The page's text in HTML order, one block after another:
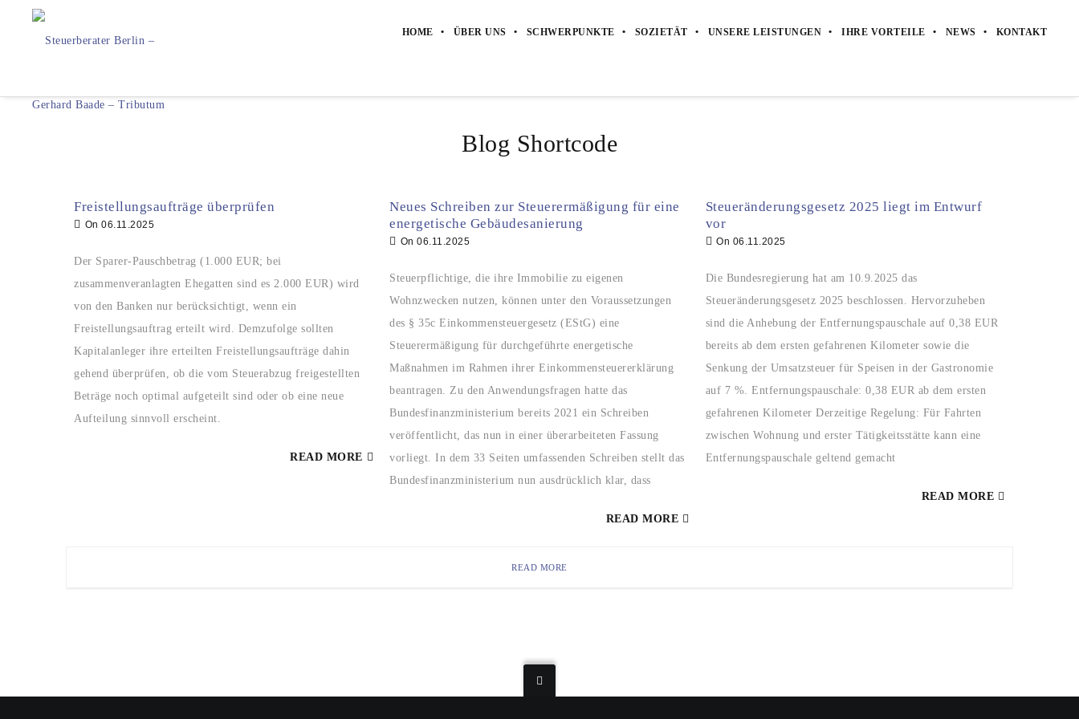
HOME ÜBER UNS SCHWERPUNKTE SOZIETÄT UNSERE LEISTUNGEN IHRE VORTEILE NEWS KONTAKT
Blog Shortcode
Freistellungsaufträge überprüfen
On 06.11.2025
Der Sparer-Pauschbetrag (1.000 EUR; bei
zusammenveranlagten Ehegatten sind es 2.000 EUR) wird
von den Banken nur berücksichtigt, wenn ein
Freistellungsauftrag erteilt wird. Demzufolge sollten
Kapitalanleger ihre erteilten Freistellungsaufträge dahin
gehend überprüfen, ob die vom Steuerabzug freigestellten
Beträge noch optimal aufgeteilt sind oder ob eine neue
Aufteilung sinnvoll erscheint.
READ MORE
Neues Schreiben zur Steuerermäßigung für eine
energetische Gebäudesanierung
On06.11.2025
Steuerpflichtige, die ihre Immobilie zu eigenen
Wohnzwecken nutzen, können unter den Voraussetzungen
des § 35c Einkommensteuergesetz (EStG) eine
Steuerermäßigung für durchgeführte energetische
Maßnahmen im Rahmen ihrer Einkommensteuererklärung
beantragen. Zu den Anwendungsfragen hatte das
Bundesfinanzministerium bereits 2021 ein Schreiben
veröffentlicht, das nun in einer überarbeiteten Fassung
vorliegt. In dem 33 Seiten umfassenden Schreiben stellt das
Bundesfinanzministerium nun ausdrücklich klar, dass
READ MORE
Steueränderungsgesetz 2025 liegt im Entwurf
vor
On 06.11.2025
Die Bundesregierung hat am 10.9.2025 das
Steueränderungsgesetz 2025 beschlossen. Hervorzuheben
sind die Anhebung der Entfernungspauschale auf 0,38 EUR
bereits ab dem ersten gefahrenen Kilometer sowie die
Senkung der Umsatzsteuer für Speisen in der Gastronomie
auf 7 %. Entfernungspauschale: 0,38 EUR ab dem ersten
gefahrenen Kilometer Derzeitige Regelung: Für Fahrten
zwischen Wohnung und erster Tätigkeitsstätte kann eine
Entfernungspauschale geltend gemacht
READ MORE
READ MORE